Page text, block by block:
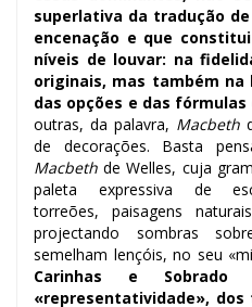
superlativa da tradução
encenação e que
níveis de louvar: na
originais, mas também na
das opções e das fórmulas
outras, da palavra, Macbeth
de decorações. Basta
Macbeth de Welles, cuja
paleta expressiva de
torreões, paisagens
projectando sombras
semelham lençóis, no seu
Carinhas e
«representatividade»,